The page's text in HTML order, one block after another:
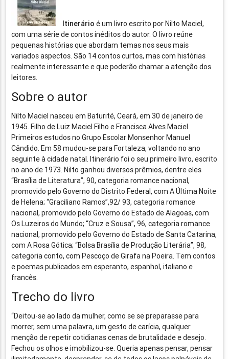
Itinerário é um livro escrito por Nilto Maciel,
com uma série de contos inéditos do autor. O livro reúne
pequenas histórias que abordam temas nos seus mais
variados aspectos. São 14 contos curtos, mas com histórias
realmente interessante e que poderão chamar a atenção dos
leitores.
Sobre o autor
Nilto Maciel nasceu em Baturité, Ceará, em 30 de janeiro de
1945. Filho de Luiz Maciel Filho e Francisca Alves Maciel.
Primeiros estudos no Grupo Escolar Monsenhor Manuel
Cândido. Em 58 mudou-se para Fortaleza, voltando no ano
seguinte à cidade natal. Itinerário foi o seu primeiro livro, escrito
no ano de 1973. Nilto ganhou diversos prêmios, dentre eles
“Brasília de Literatura”, 90, categoria romance nacional,
promovido pelo Governo do Distrito Federal, com A Última Noite
de Helena; “Graciliano Ramos”,92/ 93, categoria romance
nacional, promovido pelo Governo do Estado de Alagoas, com
Os Luzeiros do Mundo; “Cruz e Sousa”, 96, categoria romance
nacional, promovido pelo Governo do Estado de Santa Catarina,
com A Rosa Gótica; “Bolsa Brasília de Produção Literária”, 98,
categoria conto, com Pescoço de Girafa na Poeira. Tem contos
e poemas publicados em esperanto, espanhol, italiano e
francês.
Trecho do livro
“Deitou-se ao lado da mulher, como se se preparasse para
morrer, sem uma palavra, um gesto de carícia, qualquer
menção de repetir cotidianas cenas de brutalidade e desejo.
Fechou os olhos e imobilizou-se. Queria apenas pensar, pensar